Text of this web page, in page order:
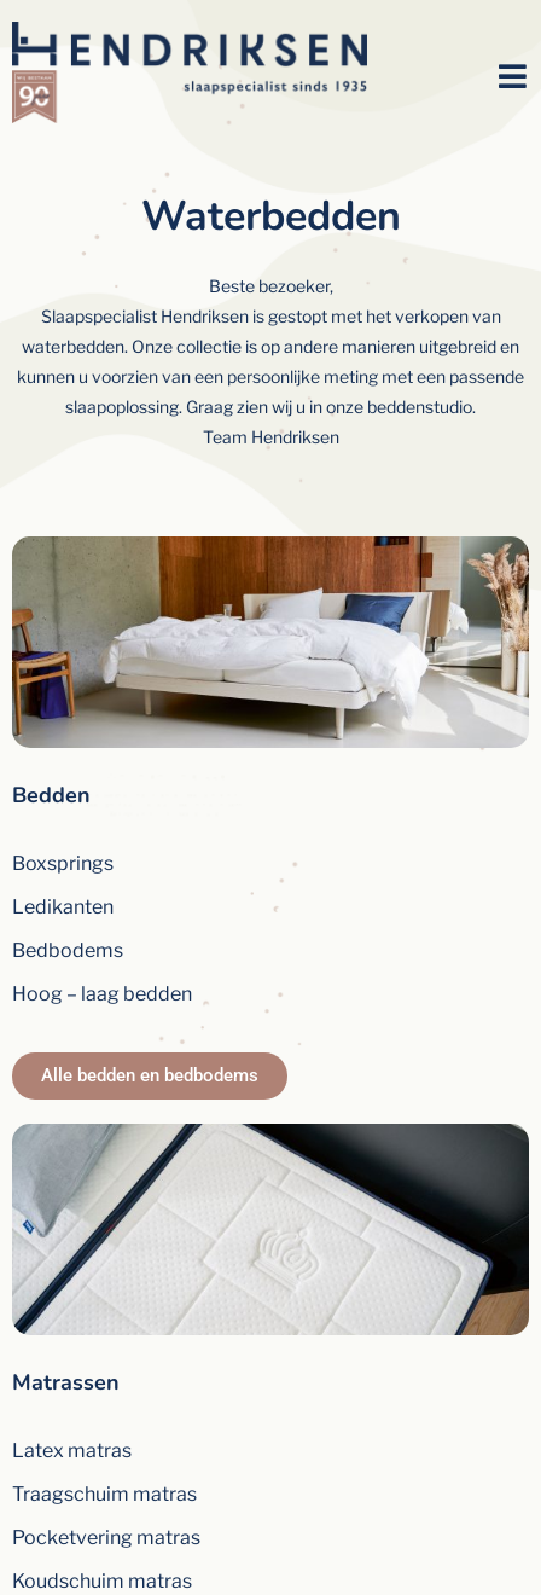
Waterbedden
Beste bezoeker,
Slaapspecialist Hendriksen is gestopt met het verkopen van
waterbedden. Onze collectie is op andere manieren uitgebreid en
kunnen u voorzien van een persoonlijke meting met een passende
slaapoplossing. Graag zien wij u in onze beddenstudio.
Team Hendriksen
Bedden
Boxsprings
Ledikanten
Bedbodems
Hoog – laag bedden
Alle bedden en bedbodems
Matrassen
Latex matras
Traagschuim matras
Pocketvering matras
Koudschuim matras